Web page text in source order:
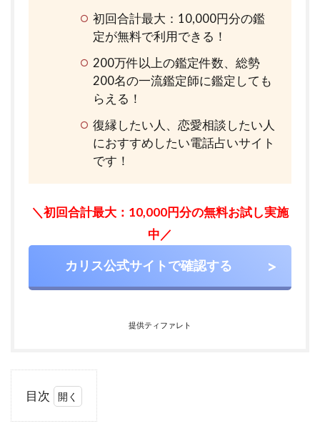
初回合計最大：10,000円分の鑑
定が無料で利用できる！
200万件以上の鑑定件数、総勢
200名の一流鑑定師に鑑定しても
らえる！
復縁したい人、恋愛相談したい人
におすすめしたい電話占いサイト
です！
＼初回合計最大：10,000円分の無料お試し実施
中／
カリス公式サイトで確認する
提供ティファレト
目次